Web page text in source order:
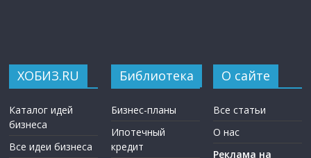
ХОБИЗ.RU
Каталог идей
бизнеса
Все идеи бизнеса
Библиотека
Бизнес-планы
Ипотечный
кредит
О сайте
Все статьи
О нас
Реклама на